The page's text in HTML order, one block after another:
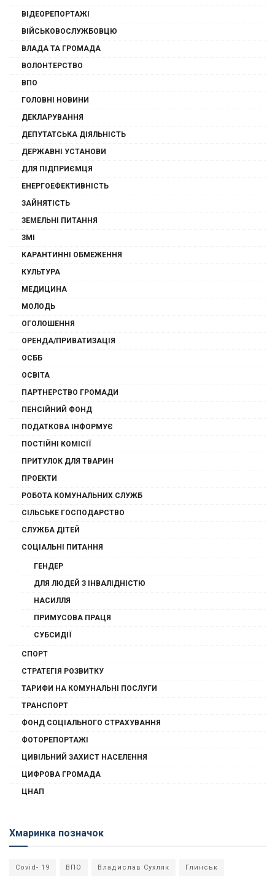
ВІДЕОРЕПОРТАЖІ
ВІЙСЬКОВОСЛУЖБОВЦЮ
ВЛАДА ТА ГРОМАДА
ВОЛОНТЕРСТВО
ВПО
ГОЛОВНІ НОВИНИ
ДЕКЛАРУВАННЯ
ДЕПУТАТСЬКА ДІЯЛЬНІСТЬ
ДЕРЖАВНІ УСТАНОВИ
ДЛЯ ПІДПРИЄМЦЯ
ЕНЕРГОЕФЕКТИВНІСТЬ
ЗАЙНЯТІСТЬ
ЗЕМЕЛЬНІ ПИТАННЯ
ЗМІ
КАРАНТИННІ ОБМЕЖЕННЯ
КУЛЬТУРА
МЕДИЦИНА
МОЛОДЬ
ОГОЛОШЕННЯ
ОРЕНДА/ПРИВАТИЗАЦІЯ
ОСББ
ОСВІТА
ПАРТНЕРСТВО ГРОМАДИ
ПЕНСІЙНИЙ ФОНД
ПОДАТКОВА ІНФОРМУЄ
ПОСТІЙНІ КОМІСІЇ
ПРИТУЛОК ДЛЯ ТВАРИН
ПРОЕКТИ
РОБОТА КОМУНАЛЬНИХ СЛУЖБ
СІЛЬСЬКЕ ГОСПОДАРСТВО
СЛУЖБА ДІТЕЙ
СОЦІАЛЬНІ ПИТАННЯ
ГЕНДЕР
ДЛЯ ЛЮДЕЙ З ІНВАЛІДНІСТЮ
НАСИЛЛЯ
ПРИМУСОВА ПРАЦЯ
СУБСИДІЇ
СПОРТ
СТРАТЕГІЯ РОЗВИТКУ
ТАРИФИ НА КОМУНАЛЬНІ ПОСЛУГИ
ТРАНСПОРТ
ФОНД СОЦІАЛЬНОГО СТРАХУВАННЯ
ФОТОРЕПОРТАЖІ
ЦИВІЛЬНИЙ ЗАХИСТ НАСЕЛЕННЯ
ЦИФРОВА ГРОМАДА
ЦНАП
Хмаринка позначок
Covid- 19 ВПО Владислав Сухляк Глинськ